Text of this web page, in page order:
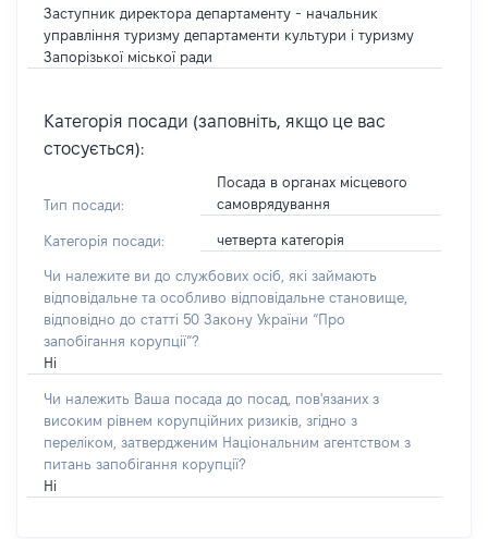
Заступник директора департаменту - начальник
управління туризму департаменти культури і туризму
Запорізької міської ради
Категорія посади (заповніть, якщо це вас
стосується):
Тип посади:
Посада в органах місцевого
самоврядування
Категорія посади: четверта категорія
Чи належите ви до службових осіб, які займають
відповідальне та особливо відповідальне становище,
відповідно до статті 50 Закону України “Про
запобігання корупції”?
Ні
Чи належить Ваша посада до посад, пов'язаних з
високим рівнем корупційних ризиків, згідно з
переліком, затвердженим Національним агентством з
питань запобігання корупції?
Ні